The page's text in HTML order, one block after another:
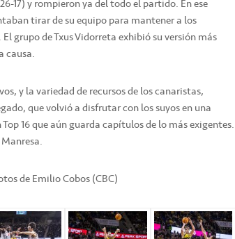
17) y rompieron ya del todo el partido. En ese
tirar de su equipo para mantener a los
grupo de Txus Vidorreta exhibió su versión más
causa.
y la variedad de recursos de los canaristas,
que volvió a disfrutar con los suyos en una
16 que aún guarda capítulos de lo más exigentes.
de Emilio Cobos (CBC)